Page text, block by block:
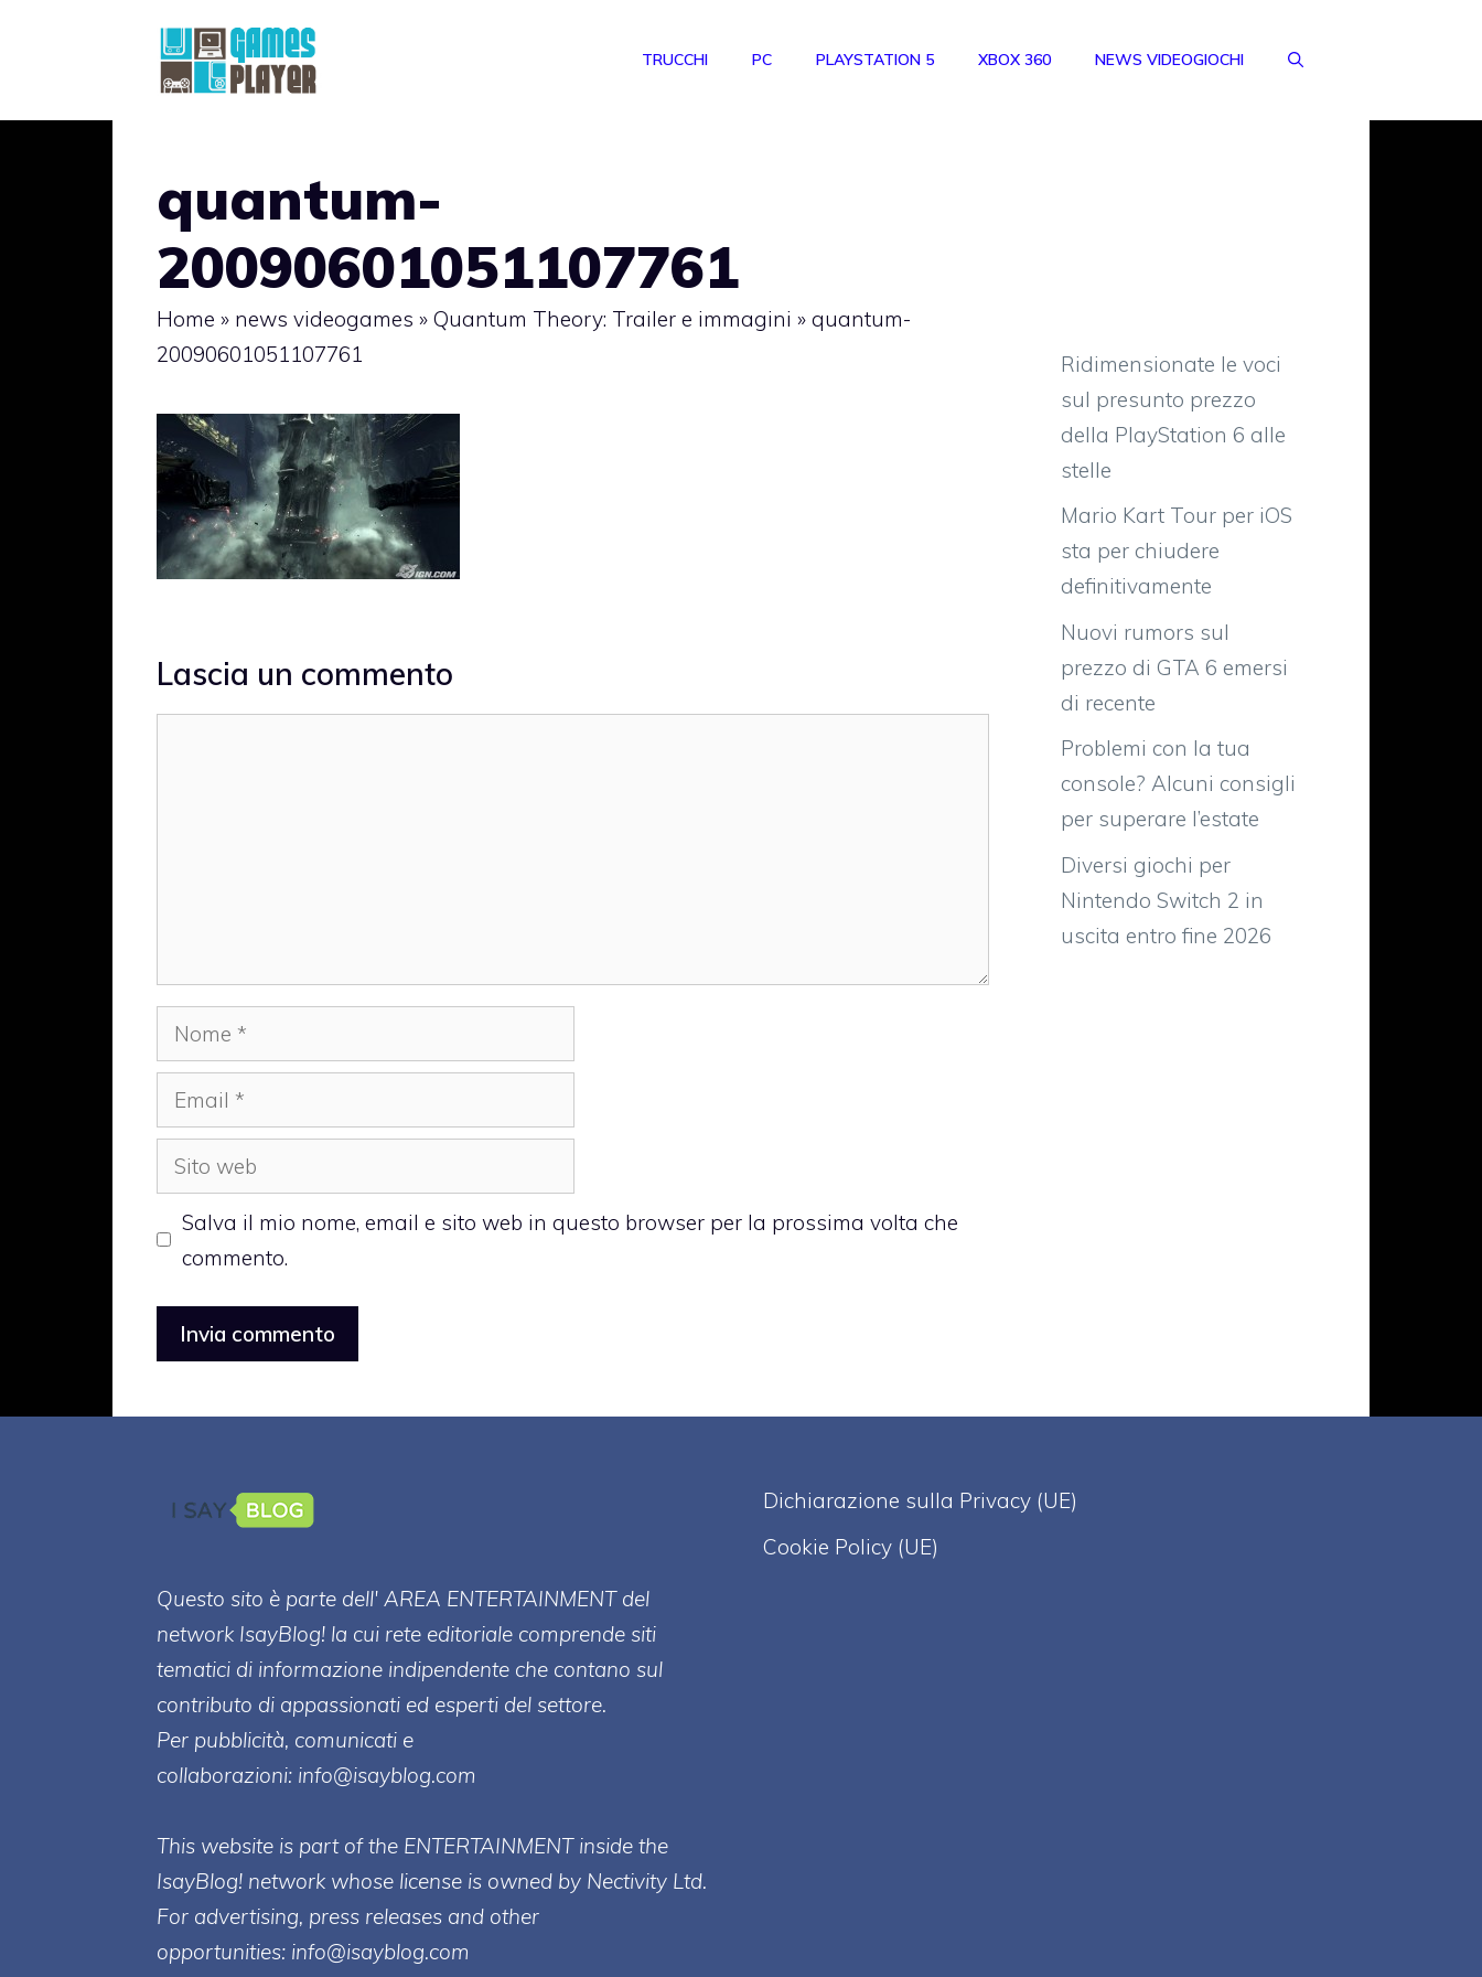
TRUCCHI PC PLAYSTATION 5 XBOX 360 NEWS VIDEOGIOCHI
quantum-
20090601051107761
Home » news videogames » Quantum Theory: Trailer e immagini » quantum-
20090601051107761
Lascia un commento
Nome
Email
Sito
web
Salva il mio nome, email e sito web in questo browser per la prossima volta che
commento.
Ridimensionate le voci
sul presunto prezzo
della PlayStation 6 alle
stelle
Mario Kart Tour per iOS
sta per chiudere
definitivamente
Nuovi rumors sul
prezzo di GTA 6 emersi
di recente
Problemi con la tua
console? Alcuni consigli
per superare l’estate
Diversi giochi per
Nintendo Switch 2 in
uscita entro fine 2026
Questo sito è parte dell' AREA ENTERTAINMENT del
network IsayBlog! la cui rete editoriale comprende siti
tematici di informazione indipendente che contano sul
contributo di appassionati ed esperti del settore.
Per pubblicità, comunicati e
collaborazioni: info@isayblog.com
This website is part of the ENTERTAINMENT inside the
IsayBlog! network whose license is owned by Nectivity Ltd.
For advertising, press releases and other
opportunities: info@isayblog.com
Dichiarazione sulla Privacy (UE)
Cookie Policy (UE)